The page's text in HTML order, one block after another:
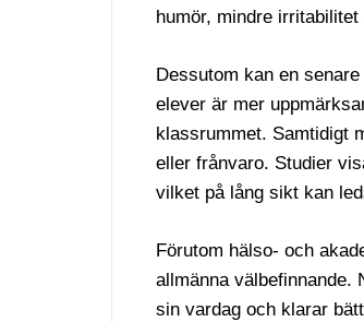
humör, mindre
Dessutom kan en
elever är mer
klassrummet. Samtidigt
eller frånvaro. Studier
vilket på lång sikt kan
Förutom hälso- och
allmänna välbefinnande.
sin vardag och klarar